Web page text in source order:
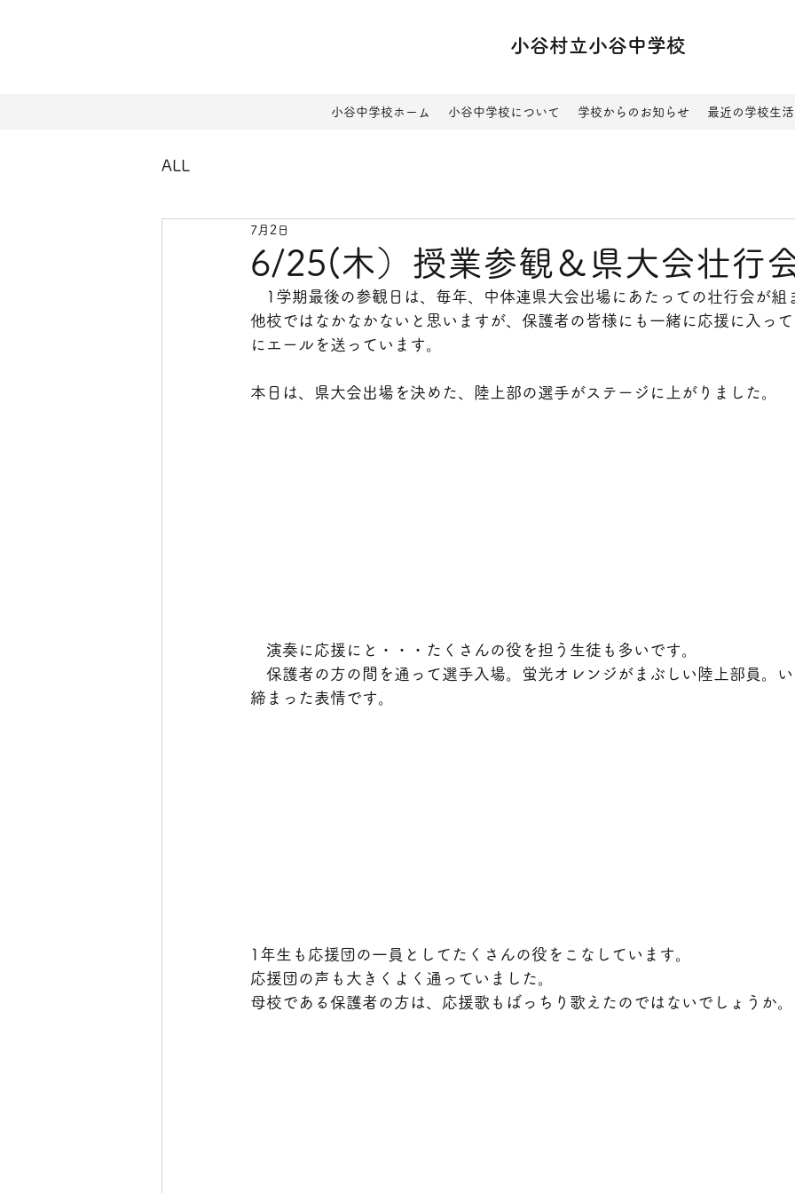
小谷村立小谷中学校
小谷中学校ホーム 小谷中学校について 学校からのお知らせ 最近の学校生活
ALL
6/25(木）授業参観＆県大会壮行
7月2日
1学期最後の参観日は、毎年、中体連県大会出場にあたっての壮行会が組
他校ではなかなかないと思いますが、保護者の皆様にも一緒に応援に入っ
にエールを送っています。
本日は、県大会出場を決めた、陸上部の選手がステージに上がりました。
演奏に応援にと・・・たくさんの役を担う生徒も多いです。
保護者の方の間を通って選手入場。蛍光オレンジがまぶしい陸上部員。い
締まった表情です。
1年生も応援団の一員としてたくさんの役をこなしています。
応援団の声も大きくよく通っていました。
母校である保護者の方は、応援歌もばっちり歌えたのではないでしょうか。